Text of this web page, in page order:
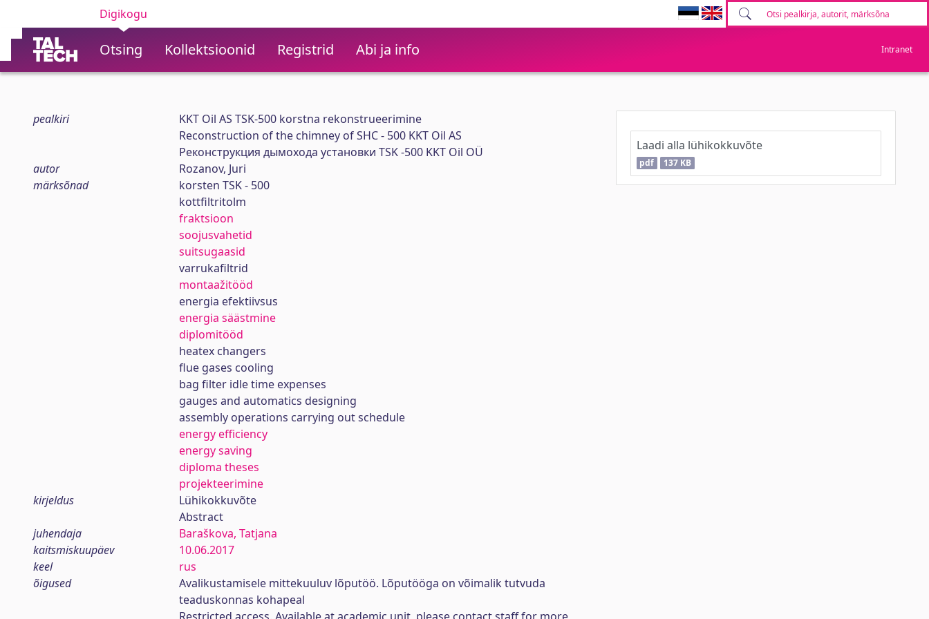
Digikogu
Otsing Kollektsioonid Registrid Abi ja info Intranet
pealkiri
KKT Oil AS TSK-500 korstna rekonstrueerimine
Reconstruction of the chimney of SHC - 500 KKT Oil AS
Реконструкция дымохода установки TSK -500 KKT Oil OÜ
autor
Rozanov, Juri
märksõnad
korsten TSK - 500
kottfiltritolm
fraktsioon
soojusvahetid
suitsugaasid
varrukafiltrid
montaažitööd
energia efektiivsus
energia säästmine
diplomitööd
heatex changers
flue gases cooling
bag filter idle time expenses
gauges and automatics designing
assembly operations carrying out schedule
energy efficiency
energy saving
diploma theses
projekteerimine
kirjeldus
Lühikokkuvõte
Abstract
juhendaja
Baraškova, Tatjana
kaitsmiskuupäev
10.06.2017
keel
rus
õigused
Avalikustamisele mittekuuluv lõputöö. Lõputööga on võimalik tutvuda
teaduskonnas kohapeal
Laadi alla lühikokkuvõte
pdf 137 KB